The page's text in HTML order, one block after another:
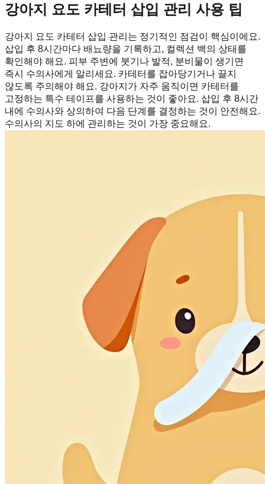
강아지 요도 카테터 삽입 관리 사용 팁
강아지 요도 카테터 삽입 관리는 정기적인 점검이 핵심이에요.
삽입 후 8시간마다 배뇨량을 기록하고, 컬렉션 백의 상태를
확인해야 해요. 피부 주변에 붓기나 발적, 분비물이 생기면
즉시 수의사에게 알리세요. 카테터를 잡아당기거나 끌지
않도록 주의해야 해요. 강아지가 자주 움직이면 카테터를
고정하는 특수 테이프를 사용하는 것이 좋아요. 삽입 후 8시간
내에 수의사와 상의하여 다음 단계를 결정하는 것이 안전해요.
수의사의 지도 하에 관리하는 것이 가장 중요해요.